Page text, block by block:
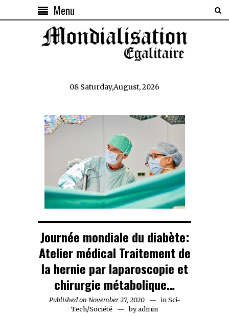
Menu
08 Saturday,August, 2026
Journée mondiale du diabète:
Atelier médical Traitement de
la hernie par laparoscopie et
chirurgie métabolique…
Published on November 27, 2020November
27,
in Sci-
Tech/Société byadmin